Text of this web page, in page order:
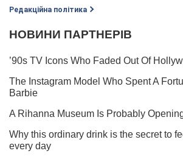
Редакційна політика